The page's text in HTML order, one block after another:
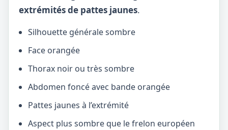
extrémités de pattes jaunes.
Silhouette générale sombre
Face orangée
Thorax noir ou très sombre
Abdomen foncé avec bande orangée
Pattes jaunes à l’extrémité
Aspect plus sombre que le frelon européen